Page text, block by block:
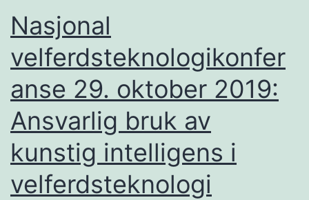
Nasjonal
velferdsteknologikonfer
anse 29. oktober 2019:
Ansvarlig bruk av
kunstig intelligens i
velferdsteknologi